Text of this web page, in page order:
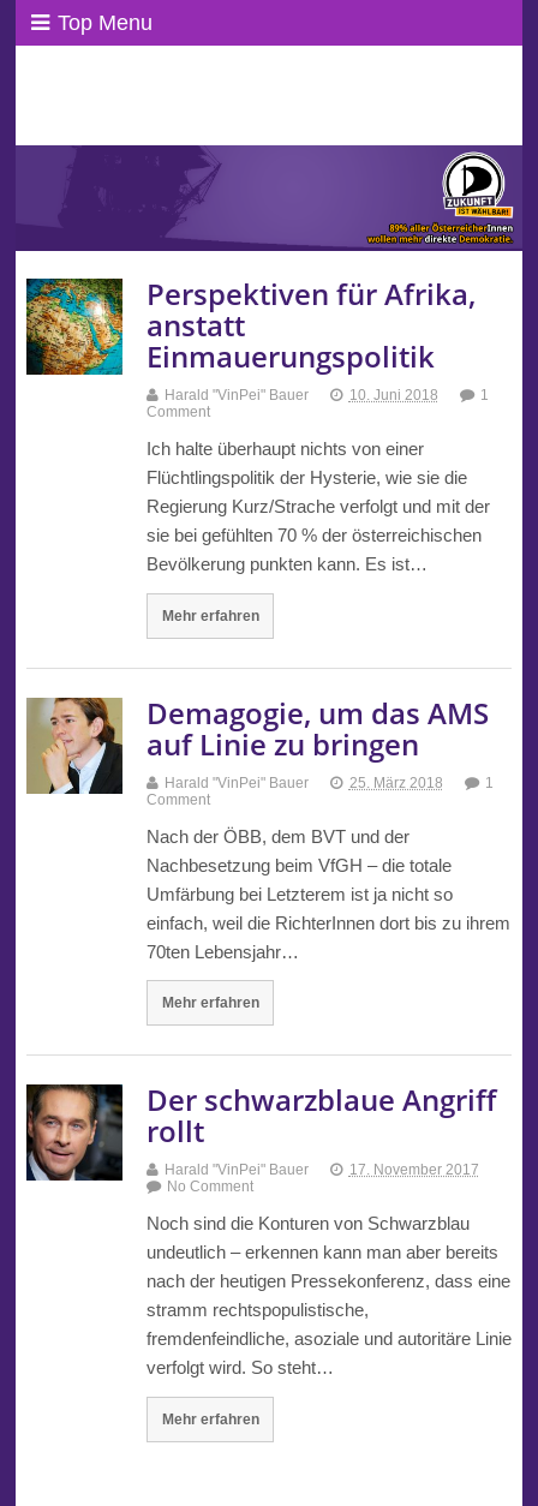
Top Menu
Perspektiven für Afrika,
anstatt
Einmauerungspolitik
Harald "VinPei" Bauer 10. Juni 2018
1
Comment
Ich halte überhaupt nichts von einer
Flüchtlingspolitik der Hysterie, wie sie die
Regierung Kurz/Strache verfolgt und mit der
sie bei gefühlten 70 % der österreichischen
Bevölkerung punkten kann. Es ist…
Mehr erfahren
Demagogie, um das AMS
auf Linie zu bringen
Harald "VinPei" Bauer 25. März 2018
1
Comment
Nach der ÖBB, dem BVT und der
Nachbesetzung beim VfGH – die totale
Umfärbung bei Letzterem ist ja nicht so
einfach, weil die RichterInnen dort bis zu ihrem
70ten Lebensjahr…
Mehr erfahren
Der schwarzblaue Angriff
rollt
Harald "VinPei" Bauer
17. November 2017
No Comment
Noch sind die Konturen von Schwarzblau
undeutlich – erkennen kann man aber bereits
nach der heutigen Pressekonferenz, dass eine
stramm rechtspopulistische,
fremdenfeindliche, asoziale und autoritäre Linie
verfolgt wird. So steht…
Mehr erfahren